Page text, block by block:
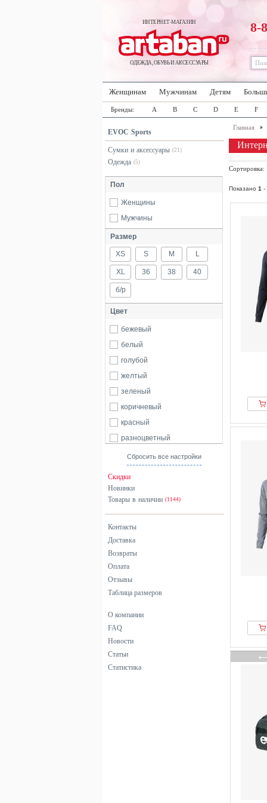
ИНТЕРНЕТ-МАГАЗИН
ОДЕЖДА, ОБУВЬ И АКСЕССУАРЫ
8-
Женщинам Мужчинам Детям
Бренды: A B C D E F
EVOC Sports
Сумки и аксессуары (21)
Одежда (5)
Пол
Женщины
Мужчины
Размер
XS S M L
XL 36 38 40
б/р
Цвет
бежевый
белый
голубой
желтый
зеленый
коричневый
красный
разноцветный
серый
черный
Сбросить все настройки
Скидки
Новинки
Товары в наличии (1144)
Контакты
Доставка
Возвраты
Оплата
Отзывы
Таблица размеров
О компании
FAQ
Новости
Статьи
Статистика
Главная
Показано 1 -